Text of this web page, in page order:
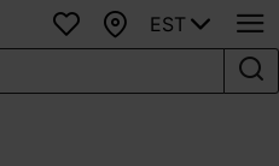
Lemmikud
Kaart
EST